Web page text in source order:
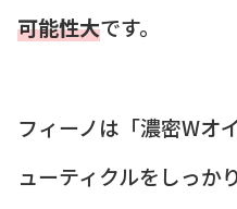
可能性大です。
フィーノは「濃密Wオ
ューティクルをしっか